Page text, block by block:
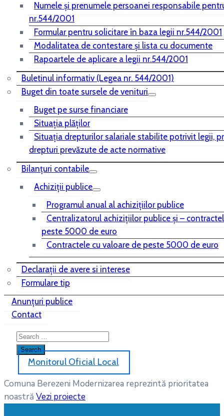
Numele și prenumele persoanei responsabile
nr.544/2001
Formular pentru solicitare în baza legii nr.544/2001
Modalitatea de contestare și lista cu documente
Rapoartele de aplicare a legii nr.544/2001
Buletinul informativ (Legea nr. 544/2001)
Buget din toate sursele de venituri
Buget pe surse financiare
Situaţia plăţilor
Situaţia drepturilor salariale stabilite potrivit legii,
drepturi prevăzute de acte normative
Bilanţuri contabile
Achiziţii publice
Programul anual al achiziţiilor publice
Centralizatorul achiziţiilor publice şi –
peste 5000 de euro
Contractele cu valoare de peste 5000 de euro
Declarații de avere si interese
Formulare tip
Anunțuri publice
Contact
Monitorul Oficial Local
Comuna Berezeni Modernizarea reprezintă prioritatea
noastră Vezi proiecte